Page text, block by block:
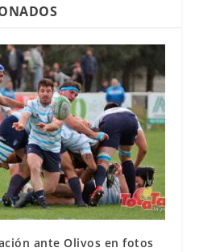
ante Olivos en fotos